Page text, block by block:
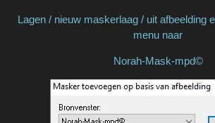
Lagen / nieuw maskerlaag / uit afbeelding
menu naar
Norah-Mask-mpd©